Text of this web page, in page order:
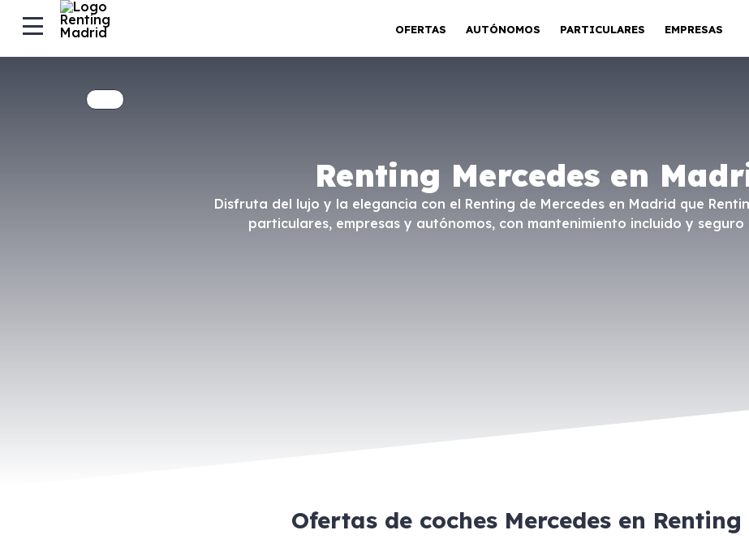
OFERTAS AUTÓNOMOS PARTICULARES EMPRESAS
Renting Mercedes en
Disfruta del lujo y la elegancia con el Renting de Mercedes en Madrid que
particulares, empresas y autónomos, con mantenimiento incluido y
Ofertas de coches Mercedes en Renting